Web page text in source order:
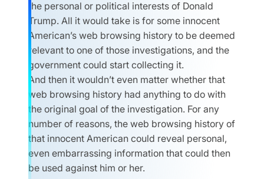
the personal or political interests of Donald
Trump. All it would take is for some innocent
American’s web browsing history to be deemed
relevant to one of those investigations, and the
government could start collecting it.
And then it wouldn’t even matter whether that
web browsing history had anything to do with
the original goal of the investigation. For any
number of reasons, the web browsing history of
that innocent American could reveal personal,
even embarrassing information that could then
be used against him or her.